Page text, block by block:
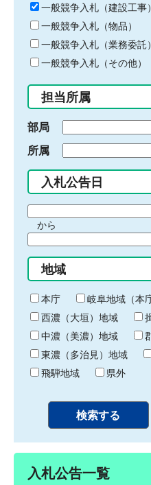
キ
ー
ワ
ー
ド
入
力
一般競争入札（建設工事）
一般競争入札（物品）
一般競争入札（業務委託）
一般競争入札（その他）
担当所属
部局
所属
入札公告日
間
始
り
から
間
終
わ
り
地域
本庁
岐阜地域（本
西濃（大垣）地域
中濃（美濃）地域
東濃（多治見）地域
飛騨地域
県外
入札公告一覧